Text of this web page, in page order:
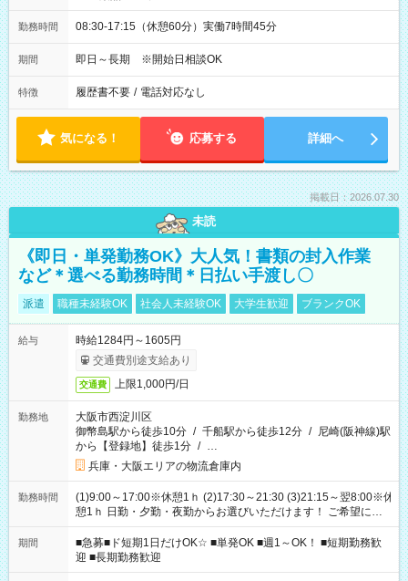
勤務時間 08:30-17:15（休憩60分）実働7時間45分
期間 即日～長期 ※開始日相談OK
特徴 履歴書不要 / 電話対応なし
気になる！ 応募する 詳細へ
掲載日：2026.07.30
未読
《即日・単発勤務OK》大人気！書類の封入作業
など＊選べる勤務時間＊日払い手渡し〇
派遣 職種未経験OK 社会人未経験OK 大学生歓迎 ブランクOK
給与
時給1284円～1605円
交通費別途支給あり
交通費 上限1,000円/日
勤務地
大阪市西淀川区
御幣島駅から徒歩10分 / 千船駅から徒歩12分 / 尼崎(阪神線)駅
から【登録地】徒歩1分 / …
兵庫・大阪エリアの物流倉庫内
勤務時間
(1)9:00～17:00※休憩1ｈ (2)17:30～21:30 (3)21:15～翌8:00※休
憩1ｈ 日勤・夕勤・夜勤からお選びいただけます！ ご希望に合
わせて働けるお仕事です(*^^*) 【その他選べる勤務時間】 8-17
時/9-17時/9-18時/10-18時/11-21時/18-22時/20-翌4時/21-翌5
時/22-翌6時/0-翌8時 ご自身のご都合で選んで頂ける完全自由シ
フト！
期間
■急募■ド短期1日だけOK☆ ■単発OK ■週1～OK！ ■短期勤務歓
迎 ■長期勤務歓迎